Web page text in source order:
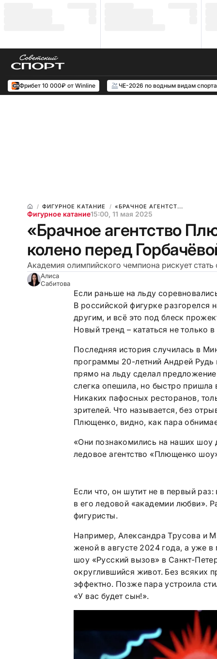
Фрибет 10 000₽ от Winline ЧЕ-2026 по водным видам спорта
ФИГУРНОЕ КАТАНИЕ «БРАЧНОЕ АГЕНТСТ...
Фигурное катание15:00, 11 мая 2025
«Брачное агентство
колено перед
Академия олимпийского чемпиона рискует
Алиса
Сабитова
Если раньше на льду
В российской фигурке
другим, и всё это под блеск
Новый тренд – кататься не только
Последняя история случилась в
программы 20-летний Андрей Рудь
прямо на льду сделал
слегка опешила, но быстро пришла
Никаких пафосных ресторанов,
зрителей. Что называется, без
Плющенко, видно, как пара
«Они познакомились на наших шоу
ледовое агентство «Плющенко
Если что, он шутит не в первый
в его ледовой «академии любви».
фигуристы.
Например, Александра Трусова и
женой в августе 2024 года, а уже
шоу «Русский вызов» в Санкт-
округлившийся живот. Без всяких
эффектно. Позже пара устроила
«У вас будет сын!».